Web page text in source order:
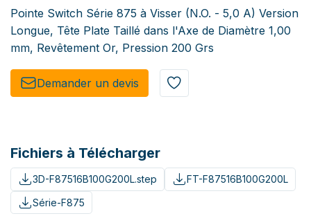
Pointe Switch Série 875 à Visser (N.O. - 5,0 A) Version
Longue, Tête Plate Taillé dans l'Axe de Diamètre 1,00
mm, Revêtement Or, Pression 200 Grs
Demander un de​​vis​​
Fichiers à Télécharger
3D-F87516B100G200L.step
FT-F87516B100G200L
Série-F875